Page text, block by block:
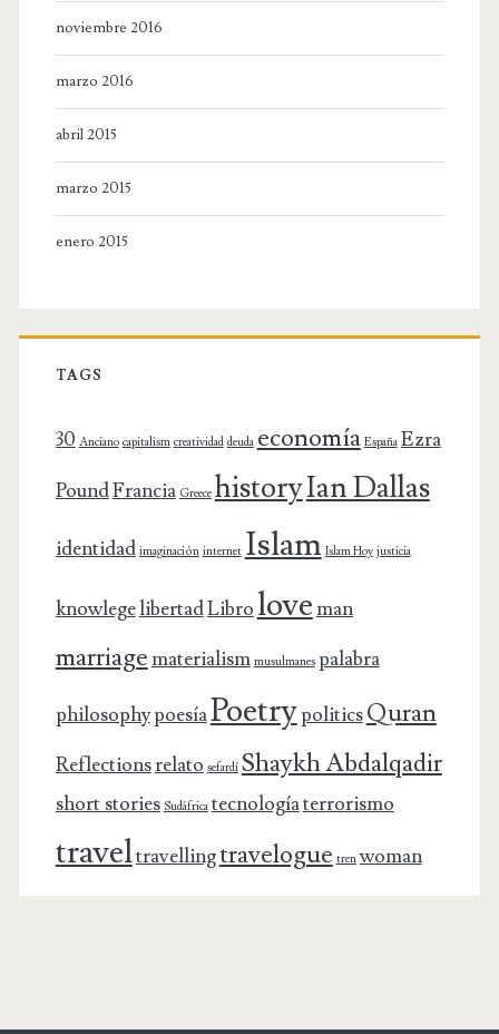
noviembre 2016
marzo 2016
abril 2015
marzo 2015
enero 2015
TAGS
30 Anciano capitalism creatividad deuda economía España Ezra
PoundFrancia Greece historyIan Dallas
identidad imaginación internet Islam Islam Hoy justicia
knowlegelibertadLibrolove man
marriage materialism musulmanes palabra
philosophypoesíaPoetrypoliticsQuran
Reflectionsrelato sefardí Shaykh Abdalqadir
short stories Sudáfrica tecnologíaterrorismo
traveltravellingtravelogue tren woman